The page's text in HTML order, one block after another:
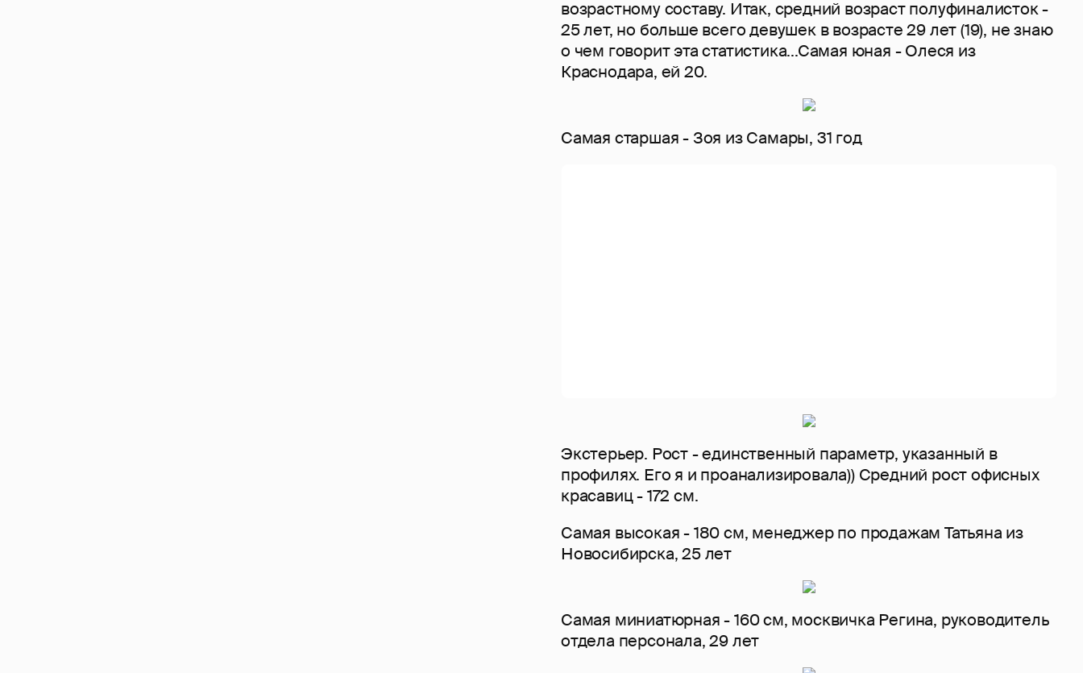
возрастному составу. Итак, средний возраст полуфиналисток -
25 лет, но больше всего девушек в возрасте 29 лет (19), не знаю
о чем говорит эта статистика...Самая юная - Олеся из
Краснодара, ей 20.
Самая старшая - Зоя из Самары, 31 год
Экстерьер. Рост - единственный параметр, указанный в
профилях. Его я и проанализировала)) Средний рост офисных
красавиц - 172 см.
Самая высокая - 180 см, менеджер по продажам Татьяна из
Новосибирска, 25 лет
Самая миниатюрная - 160 см, москвичка Регина, руководитель
отдела персонала, 29 лет